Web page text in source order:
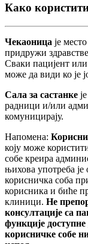
Како
Чекаоница је место
придружи здравстве
Сваки пацијент или
може да види ко је ј
Сала за састанке је
радници и/или адми
комуницирају.
Напомена: Корисни
коју може користит
собе креира админи
њихова употреба је
корисничка соба пр
корисника и биће п
клиници. Не препо
консултације са па
функције доступне
корисничке собе н